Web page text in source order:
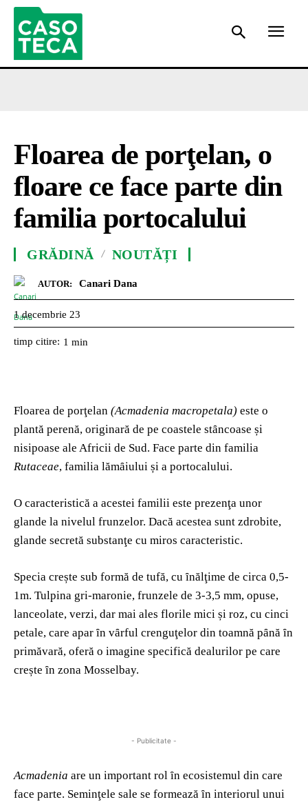
Floarea de porţelan, o
floare ce face parte din
familia portocalului
GRĂDINĂ NOUTĂȚI
AUTOR: Canari Dana
1 decembrie 23
timp citire: 1 min
Floarea de porţelan (Acmadenia macropetala) este o
plantă perenă, originară de pe coastele stȃncoase și
nisipoase ale Africii de Sud. Face parte din familia
Rutaceae, familia lămȃiului și a portocalului.
O caracteristică a acestei familii este prezenţa unor
glande la nivelul frunzelor. Dacă acestea sunt zdrobite,
glande secretă substanţe cu miros caracteristic.
Specia crește sub formă de tufă, cu ȋnălţime de circa 0,5-
1m. Tulpina gri-maronie, frunzele de 3-3,5 mm, opuse,
lanceolate, verzi, dar mai ales florile mici și roz, cu cinci
petale, care apar ȋn vȃrful crenguţelor din toamnă pȃnă ȋn
primăvară, oferă o imagine specifică dealurilor pe care
crește ȋn zona Mosselbay.
- Publicitate -
Acmadenia are un important rol ȋn ecosistemul din care
face parte. Seminţele sale se formează ȋn interiorul unui